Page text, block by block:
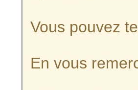
Vous pouvez
En vous